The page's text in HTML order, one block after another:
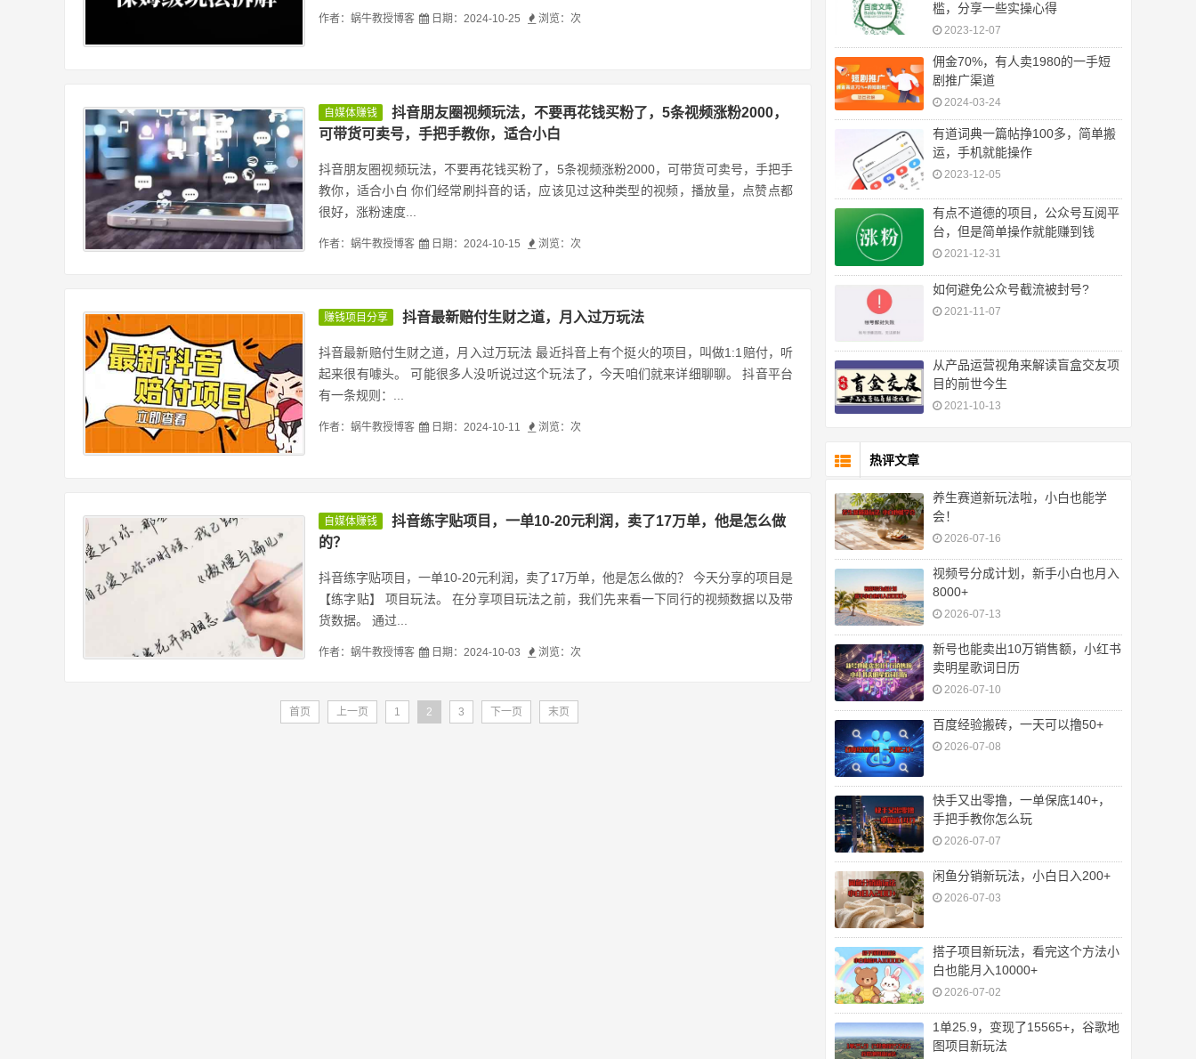
作者：蜗牛教授博客 日期：2024-10-25 浏览： 次
自媒体赚钱
抖音朋友圈视频玩法，不要再花钱买粉了，5条视频涨粉2000，
可带货可卖号，手把手教你，适合小白
抖音朋友圈视频玩法，不要再花钱买粉了，5条视频涨粉2000，可带货可卖号，手把手
教你，适合小白 你们经常刷抖音的话，应该见过这种类型的视频，播放量，点赞点都
很好，涨粉速度...
作者：蜗牛教授博客 日期：2024-10-15 浏览： 次
赚钱项目分享 抖音最新赔付生财之道，月入过万玩法
抖音最新赔付生财之道，月入过万玩法 最近抖音上有个挺火的项目，叫做1:1赔付，听
起来很有噱头。 可能很多人没听说过这个玩法了，今天咱们就来详细聊聊。 抖音平台
有一条规则：...
作者：蜗牛教授博客 日期：2024-10-11 浏览： 次
自媒体赚钱
抖音练字贴项目，一单10-20元利润，卖了17万单，他是怎么做
的？
抖音练字贴项目，一单10-20元利润，卖了17万单，他是怎么做的？ 今天分享的项目是
【练字贴】 项目玩法。 在分享项目玩法之前，我们先来看一下同行的视频数据以及带
货数据。 通过...
作者：蜗牛教授博客 日期：2024-10-03 浏览： 次
首页 上一页 1 2 3 下一页 末页
槛，分享一些实操心得
2023-12-07
佣金70%，有人卖1980的一手短
剧推广渠道
2024-03-24
有道词典一篇帖挣100多，简单搬
运，手机就能操作
2023-12-05
有点不道德的项目，公众号互阅平
台，但是简单操作就能赚到钱
2021-12-31
如何避免公众号截流被封号?
2021-11-07
从产品运营视角来解读盲盒交友项
目的前世今生
2021-10-13
热评文章
养生赛道新玩法啦，小白也能学
会！
2026-07-16
视频号分成计划，新手小白也月入
8000+
2026-07-13
​新号也能卖出10万销售额，小红书
卖明星歌词日历
2026-07-10
百度经验搬砖，一天可以撸50+
2026-07-08
快手又出零撸，一单保底140+，
手把手教你怎么玩
2026-07-07
闲鱼分销新玩法，小白日入200+
2026-07-03
搭子项目新玩法，看完这个方法小
白也能月入10000+
2026-07-02
1单25.9，变现了15565+，谷歌地
图项目新玩法